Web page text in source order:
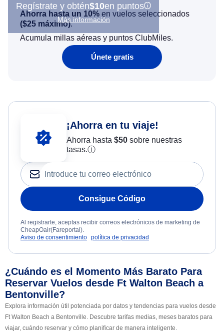
Regístrate y obtén$10en puntos
Más información
Ahorra hasta un 10% en vuelos seleccionados
($25 máximo).
Acumula millas aéreas y puntos ClubMiles.
Únete gratis
¡Ahorra en tu viaje!
Ahorra hasta $50sobre nuestras
tasas.ⓘ
Consigue Código
Al registrarte, aceptas recibir correos electrónicos de marketing de
CheapOair(Fareportal).
Aviso de consentimiento política de privacidad
¿Cuándo es el Momento Más Barato Para
Reservar Vuelos desde Ft Walton Beach a
Bentonville?
Explora información útil potenciada por datos y tendencias para vuelos desde
Ft Walton Beach a Bentonville. Descubre tarifas medias, meses baratos para
viajar, cuándo reservar y cómo planificar de manera inteligente.